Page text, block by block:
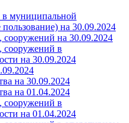
в муниципальной
на 30.09.2024
на 30.09.2024
сооружений в
на 30.09.2024
на 30.09.2024
на 01.04.2024
сооружений в
на 01.04.2024